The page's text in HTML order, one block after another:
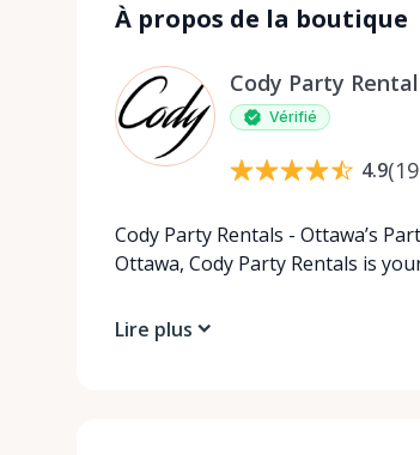
À propos de la boutique
Cody Party
Vérifié
4.9(19
Cody Party Rentals - Ottawa’s
Ottawa, Cody Party Rentals is
Lire plus